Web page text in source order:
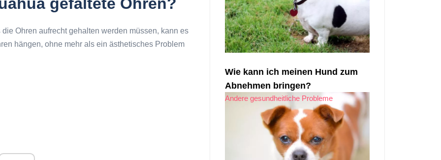
Ohren aufrecht gehalten werden müssen, kann es
hängen, ohne mehr als ein ästhetisches Problem
Wie kann ich meinen Hund zum
Abnehmen bringen?
Andere gesundheitliche Probleme